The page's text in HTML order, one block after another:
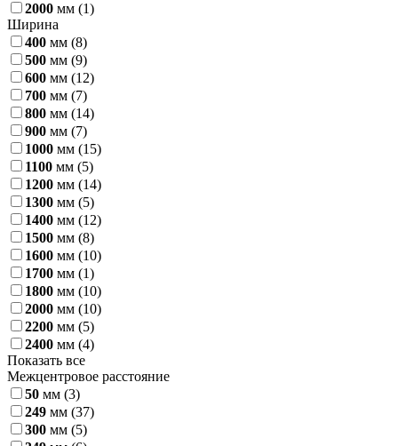
2000 мм (1)
Ширина
400 мм (8)
500 мм (9)
600 мм (12)
700 мм (7)
800 мм (14)
900 мм (7)
1000 мм (15)
1100 мм (5)
1200 мм (14)
1300 мм (5)
1400 мм (12)
1500 мм (8)
1600 мм (10)
1700 мм (1)
1800 мм (10)
2000 мм (10)
2200 мм (5)
2400 мм (4)
Показать все
Межцентровое расстояние
50 мм (3)
249 мм (37)
300 мм (5)